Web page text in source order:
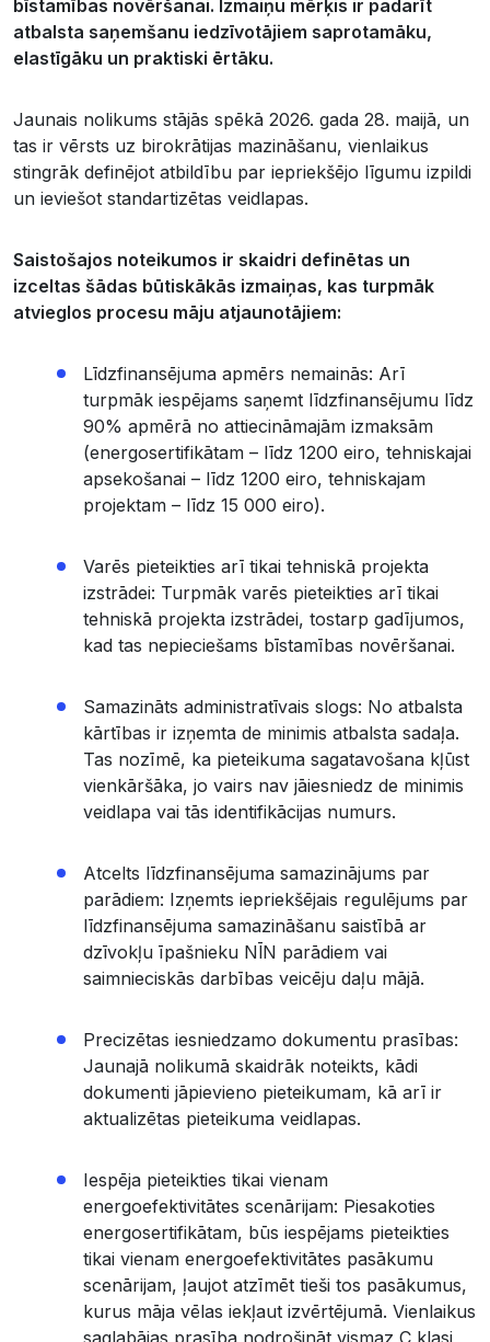
bīstamības novēršanai. Izmaiņu mērķis ir padarīt
atbalsta saņemšanu iedzīvotājiem saprotamāku,
elastīgāku un praktiski ērtāku.
Jaunais nolikums stājās spēkā 2026. gada 28. maijā, un
tas ir vērsts uz birokrātijas mazināšanu, vienlaikus
stingrāk definējot atbildību par iepriekšējo līgumu izpildi
un ieviešot standartizētas veidlapas.
Saistošajos noteikumos ir skaidri definētas un
izceltas šādas būtiskākās izmaiņas, kas turpmāk
atvieglos procesu māju atjaunotājiem:
Līdzfinansējuma apmērs nemainās: Arī
turpmāk iespējams saņemt līdzfinansējumu līdz
90% apmērā no attiecināmajām izmaksām
(energosertifikātam – līdz 1200 eiro, tehniskajai
apsekošanai – līdz 1200 eiro, tehniskajam
projektam – līdz 15 000 eiro).
Varēs pieteikties arī tikai tehniskā projekta
izstrādei: Turpmāk varēs pieteikties arī tikai
tehniskā projekta izstrādei, tostarp gadījumos,
kad tas nepieciešams bīstamības novēršanai.
Samazināts administratīvais slogs: No atbalsta
kārtības ir izņemta de minimis atbalsta sadaļa.
Tas nozīmē, ka pieteikuma sagatavošana kļūst
vienkāršāka, jo vairs nav jāiesniedz de minimis
veidlapa vai tās identifikācijas numurs.
Atcelts līdzfinansējuma samazinājums par
parādiem: Izņemts iepriekšējais regulējums par
līdzfinansējuma samazināšanu saistībā ar
dzīvokļu īpašnieku NĪN parādiem vai
saimnieciskās darbības veicēju daļu mājā.
Precizētas iesniedzamo dokumentu prasības:
Jaunajā nolikumā skaidrāk noteikts, kādi
dokumenti jāpievieno pieteikumam, kā arī ir
aktualizētas pieteikuma veidlapas.
Iespēja pieteikties tikai vienam
energoefektivitātes scenārijam: Piesakoties
energosertifikātam, būs iespējams pieteikties
tikai vienam energoefektivitātes pasākumu
scenārijam, ļaujot atzīmēt tieši tos pasākumus,
kurus māja vēlas iekļaut izvērtējumā. Vienlaikus
saglabājas prasība nodrošināt vismaz C klasi